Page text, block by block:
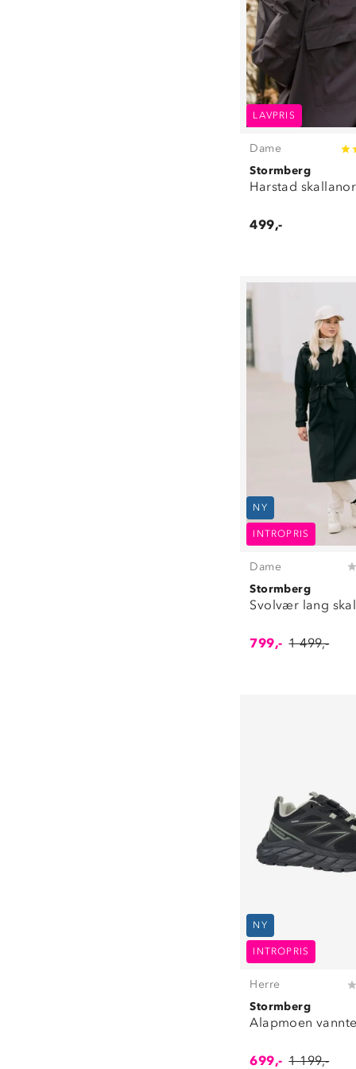
31/34
10)
34/36
36/37 (
37/39
40/41
40/42
43/45 (35)
46/48
86/92
98/104 (2)
128/140
300 ml
LAVPRIS
Dame
Stormberg
Harstad
499,-
NY
INTROPRIS
Dame
Stormberg
Svolvær lang
799,- 1 499,-
NY
INTROPRIS
Herre
Stormberg
Alapmoen
699,- 1 199,-